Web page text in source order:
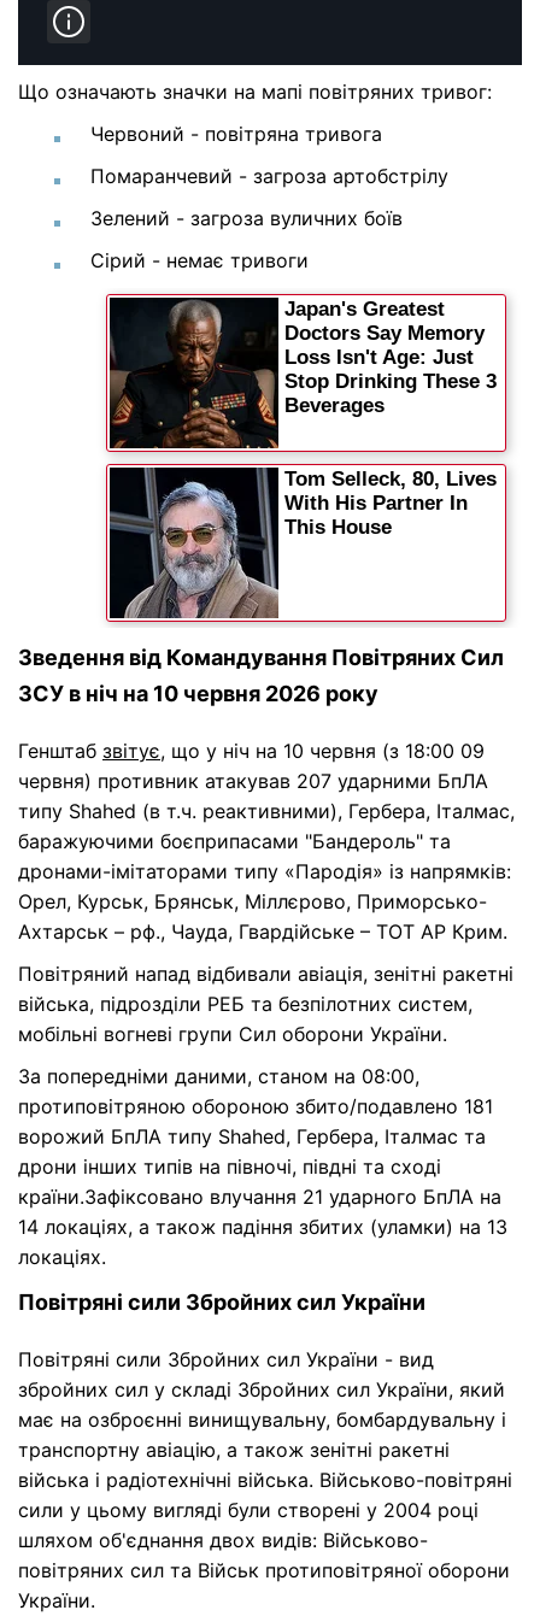
Що означають значки на мапі повітряних тривог:
Червоний - повітряна тривога
Помаранчевий - загроза артобстрілу
Зелений - загроза вуличних боїв
Сірий - немає тривоги
Зведення від Командування Повітряних Сил
ЗСУ в ніч на 10 червня 2026 року
Генштаб звітує, що у ніч на 10 червня (з 18:00 09
червня) противник атакував 207 ударними БпЛА
типу Shahed (в т.ч. реактивними), Гербера, Італмас,
баражуючими боєприпасами "Бандероль" та
дронами-імітаторами типу «Пародія» із напрямків:
Орел, Курськ, Брянськ, Міллєрово, Приморсько-
Ахтарськ – рф., Чауда, Гвардійське – ТОТ АР Крим.
Повітряний напад відбивали авіація, зенітні ракетні
війська, підрозділи РЕБ та безпілотних систем,
мобільні вогневі групи Сил оборони України.
За попередніми даними, станом на 08:00,
протиповітряною обороною збито/подавлено 181
ворожий БпЛА типу Shahed, Гербера, Італмас та
дрони інших типів на півночі, півдні та сході
країни.Зафіксовано влучання 21 ударного БпЛА на
14 локаціях, а також падіння збитих (уламки) на 13
локаціях.
Повітряні сили Збройних сил України
Повітряні сили Збройних сил України - вид
збройних сил у складі Збройних сил України, який
має на озброєнні винищувальну, бомбардувальну і
транспортну авіацію, а також зенітні ракетні
війська і радіотехнічні війська. Військово-повітряні
сили у цьому вигляді були створені у 2004 році
шляхом об'єднання двох видів: Військово-
повітряних сил та Військ протиповітряної оборони
України.